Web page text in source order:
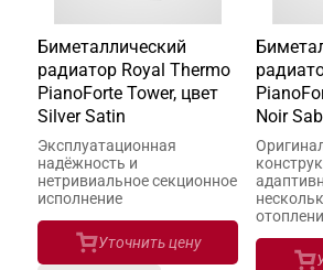
Биметаллический
радиатор Royal Thermo
PianoForte Tower, цвет
Silver Satin
Эксплуатационная
надёжность и
нетривиальное секционное
исполнение
Уточнить цену
Noir